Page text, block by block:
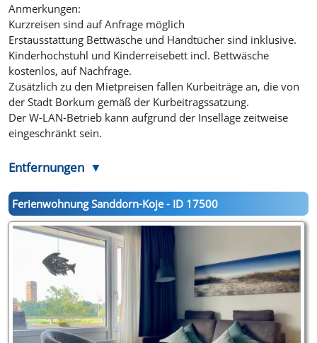
Anmerkungen:
Kurzreisen sind auf Anfrage möglich
Erstausstattung Bettwäsche und Handtücher sind inklusive.
Kinderhochstuhl und Kinderreisebett incl. Bettwäsche
kostenlos, auf Nachfrage.
Zusätzlich zu den Mietpreisen fallen Kurbeiträge an, die von
der Stadt Borkum gemäß der Kurbeitragssatzung.
Der W-LAN-Betrieb kann aufgrund der Insellage zeitweise
eingeschränkt sein.
Entfernungen
Ferienwohnung Sanddorn-Koje - ID 17500